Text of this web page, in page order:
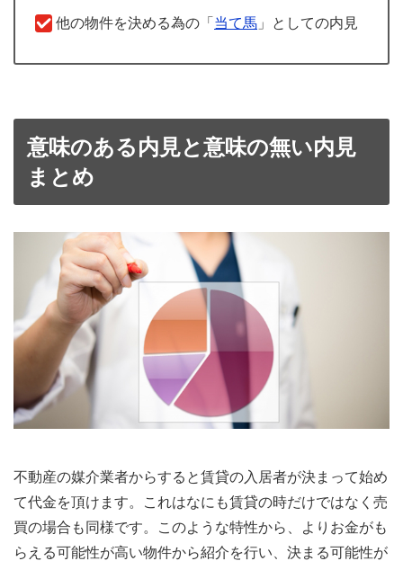
他の物件を決める為の「 当て馬 」としての内見
意味のある内見と意味の無い内見
まとめ
不動産の媒介業者からすると賃貸の入居者が決まって始め
て代金を頂けます。これはなにも賃貸の時だけではなく売
買の場合も同様です。このような特性から、よりお金がも
らえる可能性が高い物件から紹介を行い、決まる可能性が